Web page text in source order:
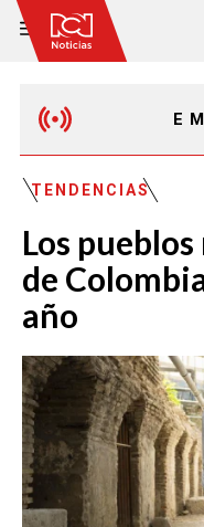
TENDENCIAS
Los
de
año